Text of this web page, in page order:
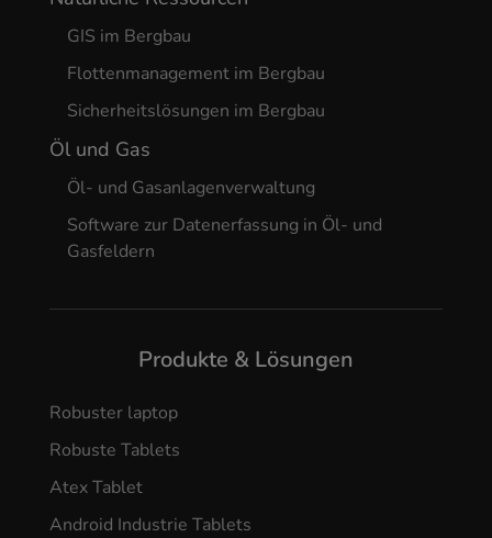
GIS im Bergbau
Flottenmanagement im Bergbau
Sicherheitslösungen im Bergbau
Öl und Gas
Öl- und Gasanlagenverwaltung
Software zur Datenerfassung in Öl- und
Gasfeldern
Produkte & Lösungen
Robuster laptop
Robuste Tablets
Atex Tablet
Android Industrie Tablets